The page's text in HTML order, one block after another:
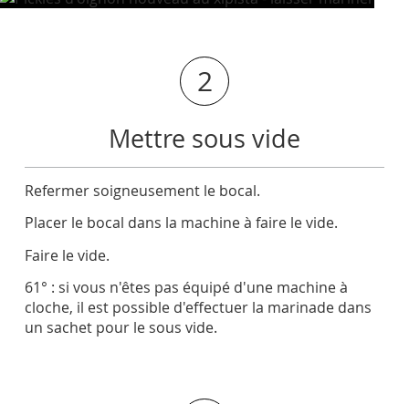
2
Mettre sous vide
Refermer soigneusement le bocal.
Placer le bocal dans la machine à faire le vide.
Faire le vide.
61° : si vous n'êtes pas équipé d'une machine à
cloche, il est possible d'effectuer la marinade dans
un sachet pour le sous vide.